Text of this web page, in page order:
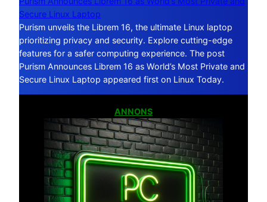
Secure Linux Laptop
Purism unveils the Librem 16, the ultimate Linux laptop
prioritizing privacy and security. Explore cutting-edge
features for a safer computing experience. The post
Purism Announces Librem 16 as World’s Most Private and
Secure Linux Laptop appeared first on Linux Today.
ANNONS